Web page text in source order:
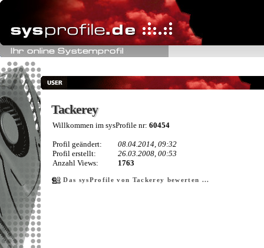
Tackerey
Tackerey
Willkommen im sysProfile nr: 60454
Profil geändert:
08.04.2014, 09:32
Profil erstellt:
26.03.2008, 00:53
Anzahl Views:
1763
Das sysProfile von Tackerey bewerten ...